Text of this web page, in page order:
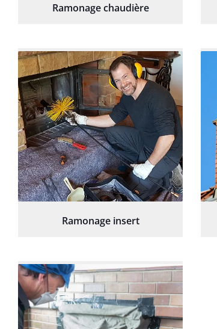
Ramonage chaudière
Ramonage insert